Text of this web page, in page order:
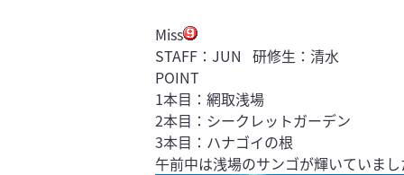
Miss
STAFF：JUN 研修生：清水
POINT
1本目：網取浅場
2本目：シークレットガーデン
3本目：ハナゴイの根
午前中は浅場のサンゴが輝いていま